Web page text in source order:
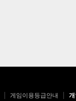
게임이용등급안내